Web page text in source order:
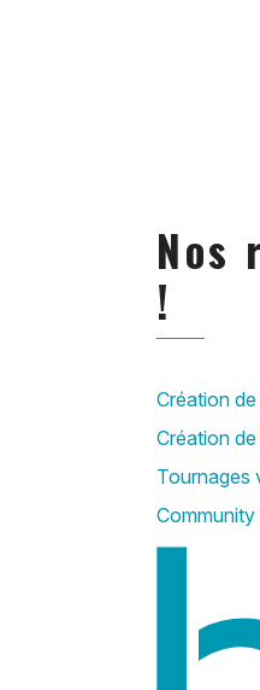
Nos
!
Création
Création
Tournages